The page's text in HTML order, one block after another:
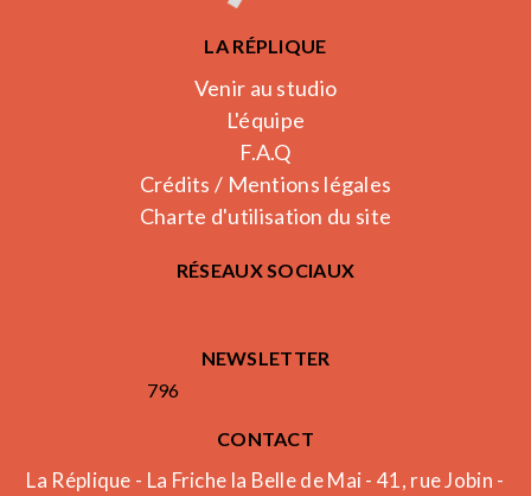
LA RÉPLIQUE
Venir au studio
L'équipe
F.A.Q
Crédits / Mentions légales
Charte d'utilisation du site
RÉSEAUX SOCIAUX
NEWSLETTER
796
CONTACT
La Réplique - La Friche la Belle de Mai - 41, rue Jobin -